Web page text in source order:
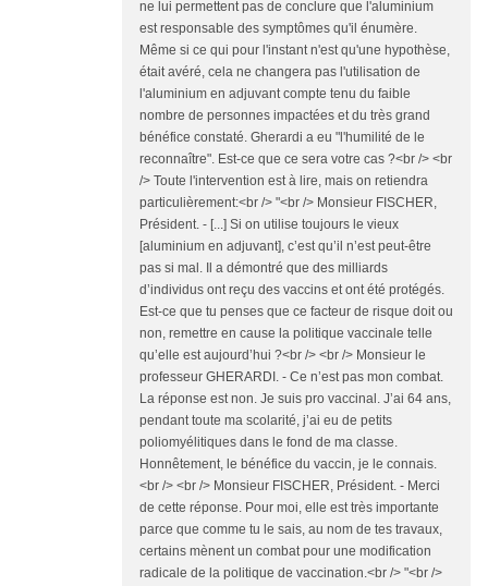
ne lui permettent pas de conclure que l'aluminium
est responsable des symptômes qu'il énumère.
Même si ce qui pour l'instant n'est qu'une hypothèse,
était avéré, cela ne changera pas l'utilisation de
l'aluminium en adjuvant compte tenu du faible
nombre de personnes impactées et du très grand
bénéfice constaté. Gherardi a eu "l'humilité de le
reconnaître". Est-ce que ce sera votre cas ?<br /> <br
/> Toute l'intervention est à lire, mais on retiendra
particulièrement:<br /> "<br /> Monsieur FISCHER,
Président. - [...] Si on utilise toujours le vieux
[aluminium en adjuvant], c’est qu’il n’est peut-être
pas si mal. Il a démontré que des milliards
d’individus ont reçu des vaccins et ont été protégés.
Est-ce que tu penses que ce facteur de risque doit ou
non, remettre en cause la politique vaccinale telle
qu’elle est aujourd’hui ?<br /> <br /> Monsieur le
professeur GHERARDI. - Ce n’est pas mon combat.
La réponse est non. Je suis pro vaccinal. J’ai 64 ans,
pendant toute ma scolarité, j’ai eu de petits
poliomyélitiques dans le fond de ma classe.
Honnêtement, le bénéfice du vaccin, je le connais.
<br /> <br /> Monsieur FISCHER, Président. - Merci
de cette réponse. Pour moi, elle est très importante
parce que comme tu le sais, au nom de tes travaux,
certains mènent un combat pour une modification
radicale de la politique de vaccination.<br /> "<br />